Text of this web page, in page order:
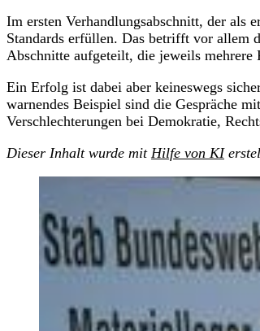
Im ersten Verhandlungsabschnitt, der als
Standards erfüllen. Das betrifft vor allem
Abschnitte aufgeteilt, die jeweils mehrere
Ein Erfolg ist dabei aber keineswegs
warnendes Beispiel sind die Gespräche
Verschlechterungen bei Demokratie,
Dieser Inhalt wurde mit Hilfe von KI